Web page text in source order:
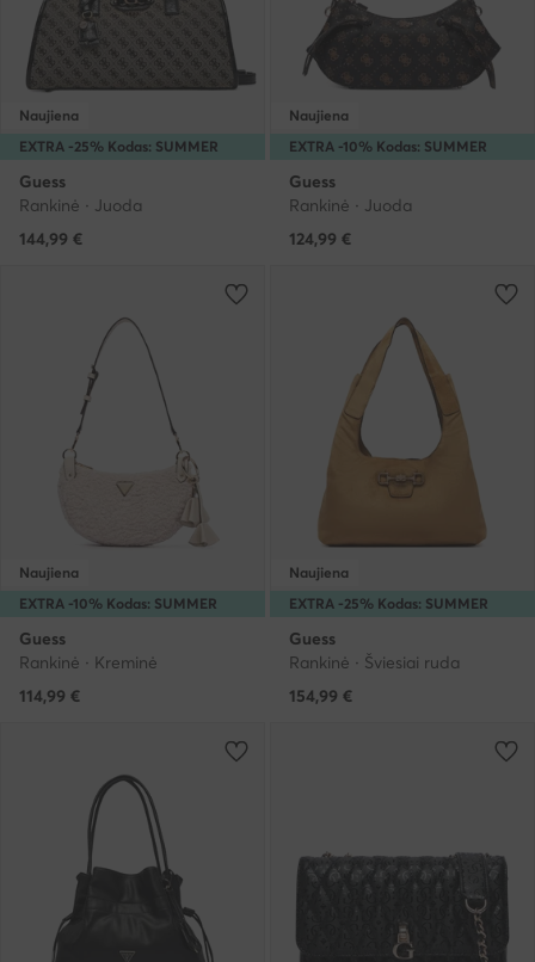
EXTRA -25% Kodas: SUMMER
Naujiena
Guess
Rankinė · Juoda
144,99 €
EXTRA -10% Kodas: SUMMER
Naujiena
Guess
Rankinė · Juoda
124,99 €
EXTRA -10% Kodas: SUMMER
Naujiena
Guess
Rankinė · Kreminė
114,99 €
EXTRA -25% Kodas: SUMMER
Naujiena
Guess
Rankinė · Šviesiai ruda
154,99 €